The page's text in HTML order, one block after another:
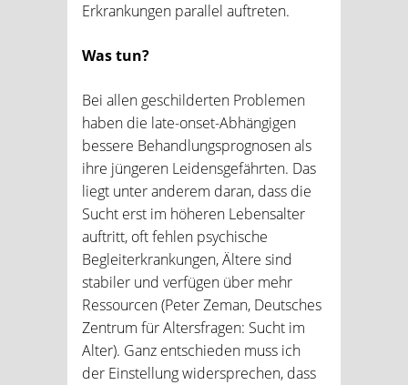
Erkrankungen parallel auftreten.
Was tun?
Bei allen geschilderten Problemen
haben die late-onset-Abhängigen
bessere Behandlungsprognosen als
ihre jüngeren Leidensgefährten. Das
liegt unter anderem daran, dass die
Sucht erst im höheren Lebensalter
auftritt, oft fehlen psychische
Begleiterkrankungen, Ältere sind
stabiler und verfügen über mehr
Ressourcen (Peter Zeman, Deutsches
Zentrum für Altersfragen: Sucht im
Alter). Ganz entschieden muss ich
der Einstellung widersprechen, dass